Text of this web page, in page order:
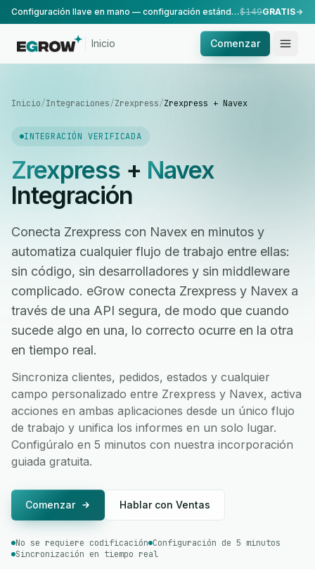
Configuración llave en mano — configuración estándar, realizada por nuestro equipo.$149GRATIS
Inicio Comenzar
Inicio/Integraciones/Zrexpress/Zrexpress + Navex
INTEGRACIÓN VERIFICADA
Zrexpress+ Navex
Integración
Conecta Zrexpress con Navex en minutos y
automatiza cualquier flujo de trabajo entre ellas:
sin código, sin desarrolladores y sin middleware
complicado. eGrow conecta Zrexpress y Navex a
través de una API segura, de modo que cuando
sucede algo en una, lo correcto ocurre en la otra
en tiempo real.
Sincroniza clientes, pedidos, estados y cualquier
campo personalizado entre Zrexpress y Navex, activa
acciones en ambas aplicaciones desde un único flujo
de trabajo y unifica los informes en un solo lugar.
Configúralo en 5 minutos con nuestra incorporación
guiada gratuita.
Comenzar Hablar con Ventas
No se requiere codificación Configuración de 5 minutos
Sincronización en tiempo real